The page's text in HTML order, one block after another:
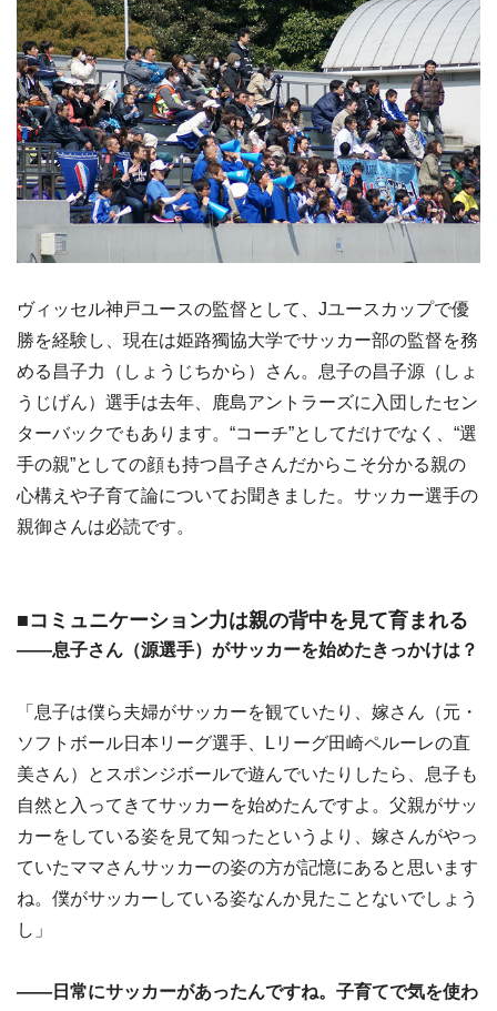
ヴィッセル神戸ユースの監督として、Jユースカップで優
勝を経験し、現在は姫路獨協大学でサッカー部の監督を務
める昌子力（しょうじちから）さん。息子の昌子源（しょ
うじげん）選手は去年、鹿島アントラーズに入団したセン
ターバックでもあります。“コーチ”としてだけでなく、“選
手の親”としての顔も持つ昌子さんだからこそ分かる親の
心構えや子育て論についてお聞きました。サッカー選手の
親御さんは必読です。
■コミュニケーション力は親の背中を見て育まれる
――息子さん（源選手）がサッカーを始めたきっかけは？
「息子は僕ら夫婦がサッカーを観ていたり、嫁さん（元・
ソフトボール日本リーグ選手、Lリーグ田崎ペルーレの直
美さん）とスポンジボールで遊んでいたりしたら、息子も
自然と入ってきてサッカーを始めたんですよ。父親がサッ
カーをしている姿を見て知ったというより、嫁さんがやっ
ていたママさんサッカーの姿の方が記憶にあると思います
ね。僕がサッカーしている姿なんか見たことないでしょう
し」
――日常にサッカーがあったんですね。子育てで気を使わ